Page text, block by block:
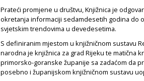
Prateći promjene u društvu, Knjižnica je
okretanja informaciji sedamdesetih godina do
svjetskim trendovima u devedesetima.
S definiranim mjestom u knjižničnom sustavu
narodna je knjižnica za grad Rijeku te matična
primorsko-goranske županije sa zadaćom da
posebno i županijskom knjižničnom sustavu